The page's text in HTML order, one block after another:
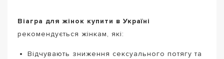
Віагра для жінок купити в Україні
рекомендується жінкам, які:
Відчувають зниження сексуального потягу та